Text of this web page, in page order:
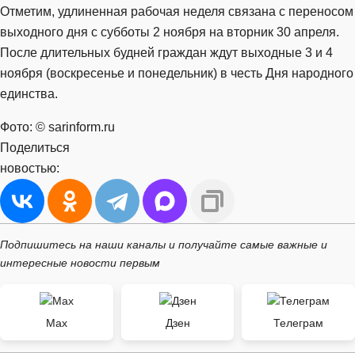
Отметим, удлиненная рабочая неделя связана с переносом
выходного дня с субботы 2 ноября на вторник 30 апреля.
После длительных будней граждан ждут выходные 3 и 4
ноября (воскресенье и понедельник) в честь Дня народного
единства.
Фото: © sarinform.ru
Поделиться
новостью:
Подпишитесь на наши каналы и получайте самые важные и
интересные новости первым
Max Дзен Телеграм